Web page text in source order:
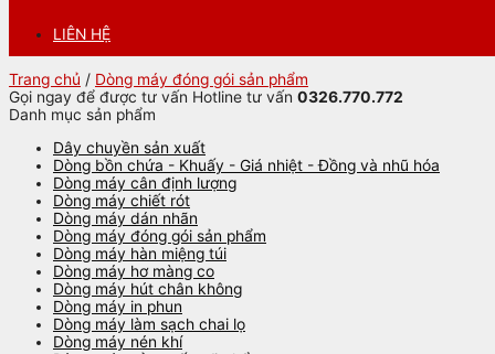
LIÊN HỆ
Trang chủ / Dòng máy đóng gói sản phẩm
Gọi ngay để được tư vấn Hotline tư vấn 0326.770.772
Danh mục sản phẩm
Dây chuyền sản xuất
Dòng bồn chứa - Khuấy - Giá nhiệt - Đồng và nhũ hóa
Dòng máy cân định lượng
Dòng máy chiết rót
Dòng máy dán nhãn
Dòng máy đóng gói sản phẩm
Dòng máy hàn miệng túi
Dòng máy hơ màng co
Dòng máy hút chân không
Dòng máy in phun
Dòng máy làm sạch chai lọ
Dòng máy nén khí